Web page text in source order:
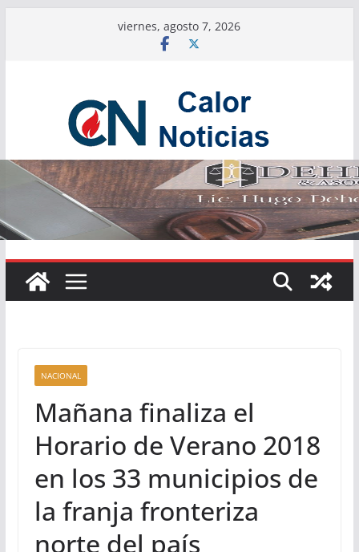
viernes, agosto 7, 2026
NACIONAL
Mañana finaliza el
Horario de Verano 2018
en los 33 municipios de
la franja fronteriza
norte del país